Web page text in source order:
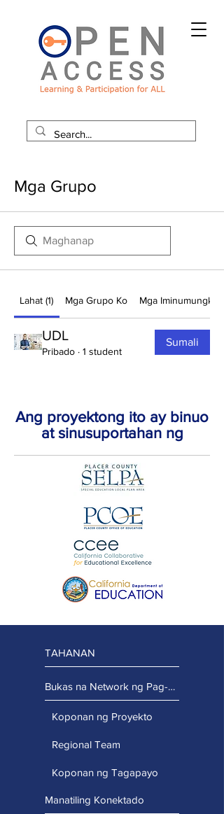
Mga Grupo
Lahat (1) Mga Grupo Ko Mga
UDL
Pribado · 1 student
Sumali
Ang proyektong ito ay binuo
at sinusuportahan ng
TAHANAN
Bukas na Network ng Pag-access
Koponan ng Proyekto
Regional Team
Koponan ng Tagapayo
Manatiling Konektado